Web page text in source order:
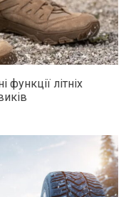
функції літніх